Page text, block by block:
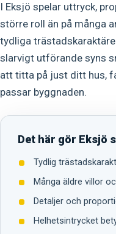
I Eksjö spelar uttryck,
större roll än på många
tydliga
slarvigt utförande syns
att titta på just ditt hus,
passar byggnaden.
Det här gör Eksjö
Tydlig
Många äldre villor
Detaljer och
Helhetsintrycket